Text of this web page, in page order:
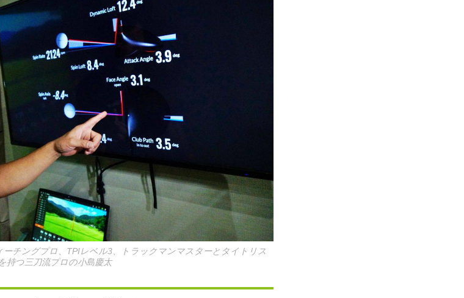
チングプロ、TPIレベル3、トラックマンマスターとタイトリス
持つ三刀流プロの小島慶太